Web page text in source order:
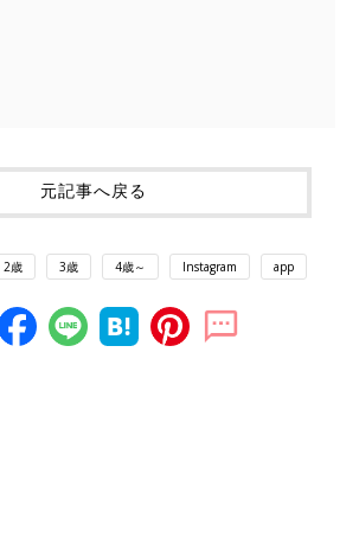
元記事へ戻る
2歳 3歳 4歳～ Instagram app